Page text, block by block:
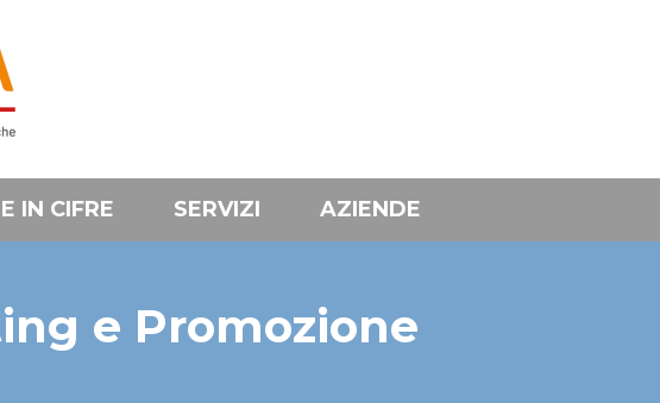
IN CIFRE SERVIZI AZIENDE
e Promozione